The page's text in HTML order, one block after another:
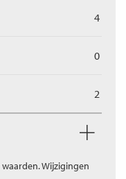
4
0
2
Wijzigingen